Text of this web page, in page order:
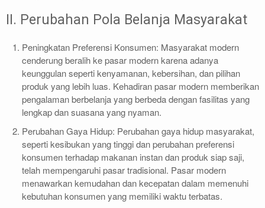
II. Perubahan Pola Belanja Masyarakat
Peningkatan Preferensi Konsumen: Masyarakat modern
cenderung beralih ke pasar modern karena adanya
keunggulan seperti kenyamanan, kebersihan, dan pilihan
produk yang lebih luas. Kehadiran pasar modern memberikan
pengalaman berbelanja yang berbeda dengan fasilitas yang
lengkap dan suasana yang nyaman.
Perubahan Gaya Hidup: Perubahan gaya hidup masyarakat,
seperti kesibukan yang tinggi dan perubahan preferensi
konsumen terhadap makanan instan dan produk siap saji,
telah mempengaruhi pasar tradisional. Pasar modern
menawarkan kemudahan dan kecepatan dalam memenuhi
kebutuhan konsumen yang memiliki waktu terbatas.